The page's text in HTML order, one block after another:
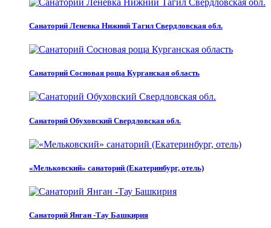
Санаторий Леневка Нижний Тагил Свердловская обл.
Санаторий Сосновая роща Курганская область
Санаторий Обуховский Свердловская обл.
«Мельковский» санаторий (Екатеринбург, отель)
Санаторий Янган -Тау Башкирия